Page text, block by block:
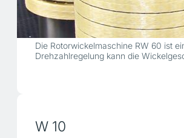
Die Rotorwickelmaschine RW 60 ist
Drehzahlregelung kann die
W 10